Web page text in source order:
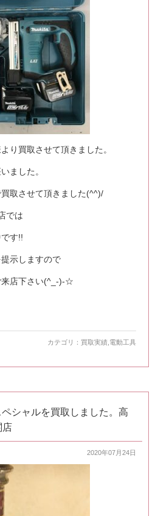
り買取させて頂きました。
ました。
取させて頂きました(^^)/
では
す!!
示しますので
来店下さい(^_-)-☆
カテゴリ： 買取実績 電動工具
シャルを買取しました。高
店
2020年07月24日